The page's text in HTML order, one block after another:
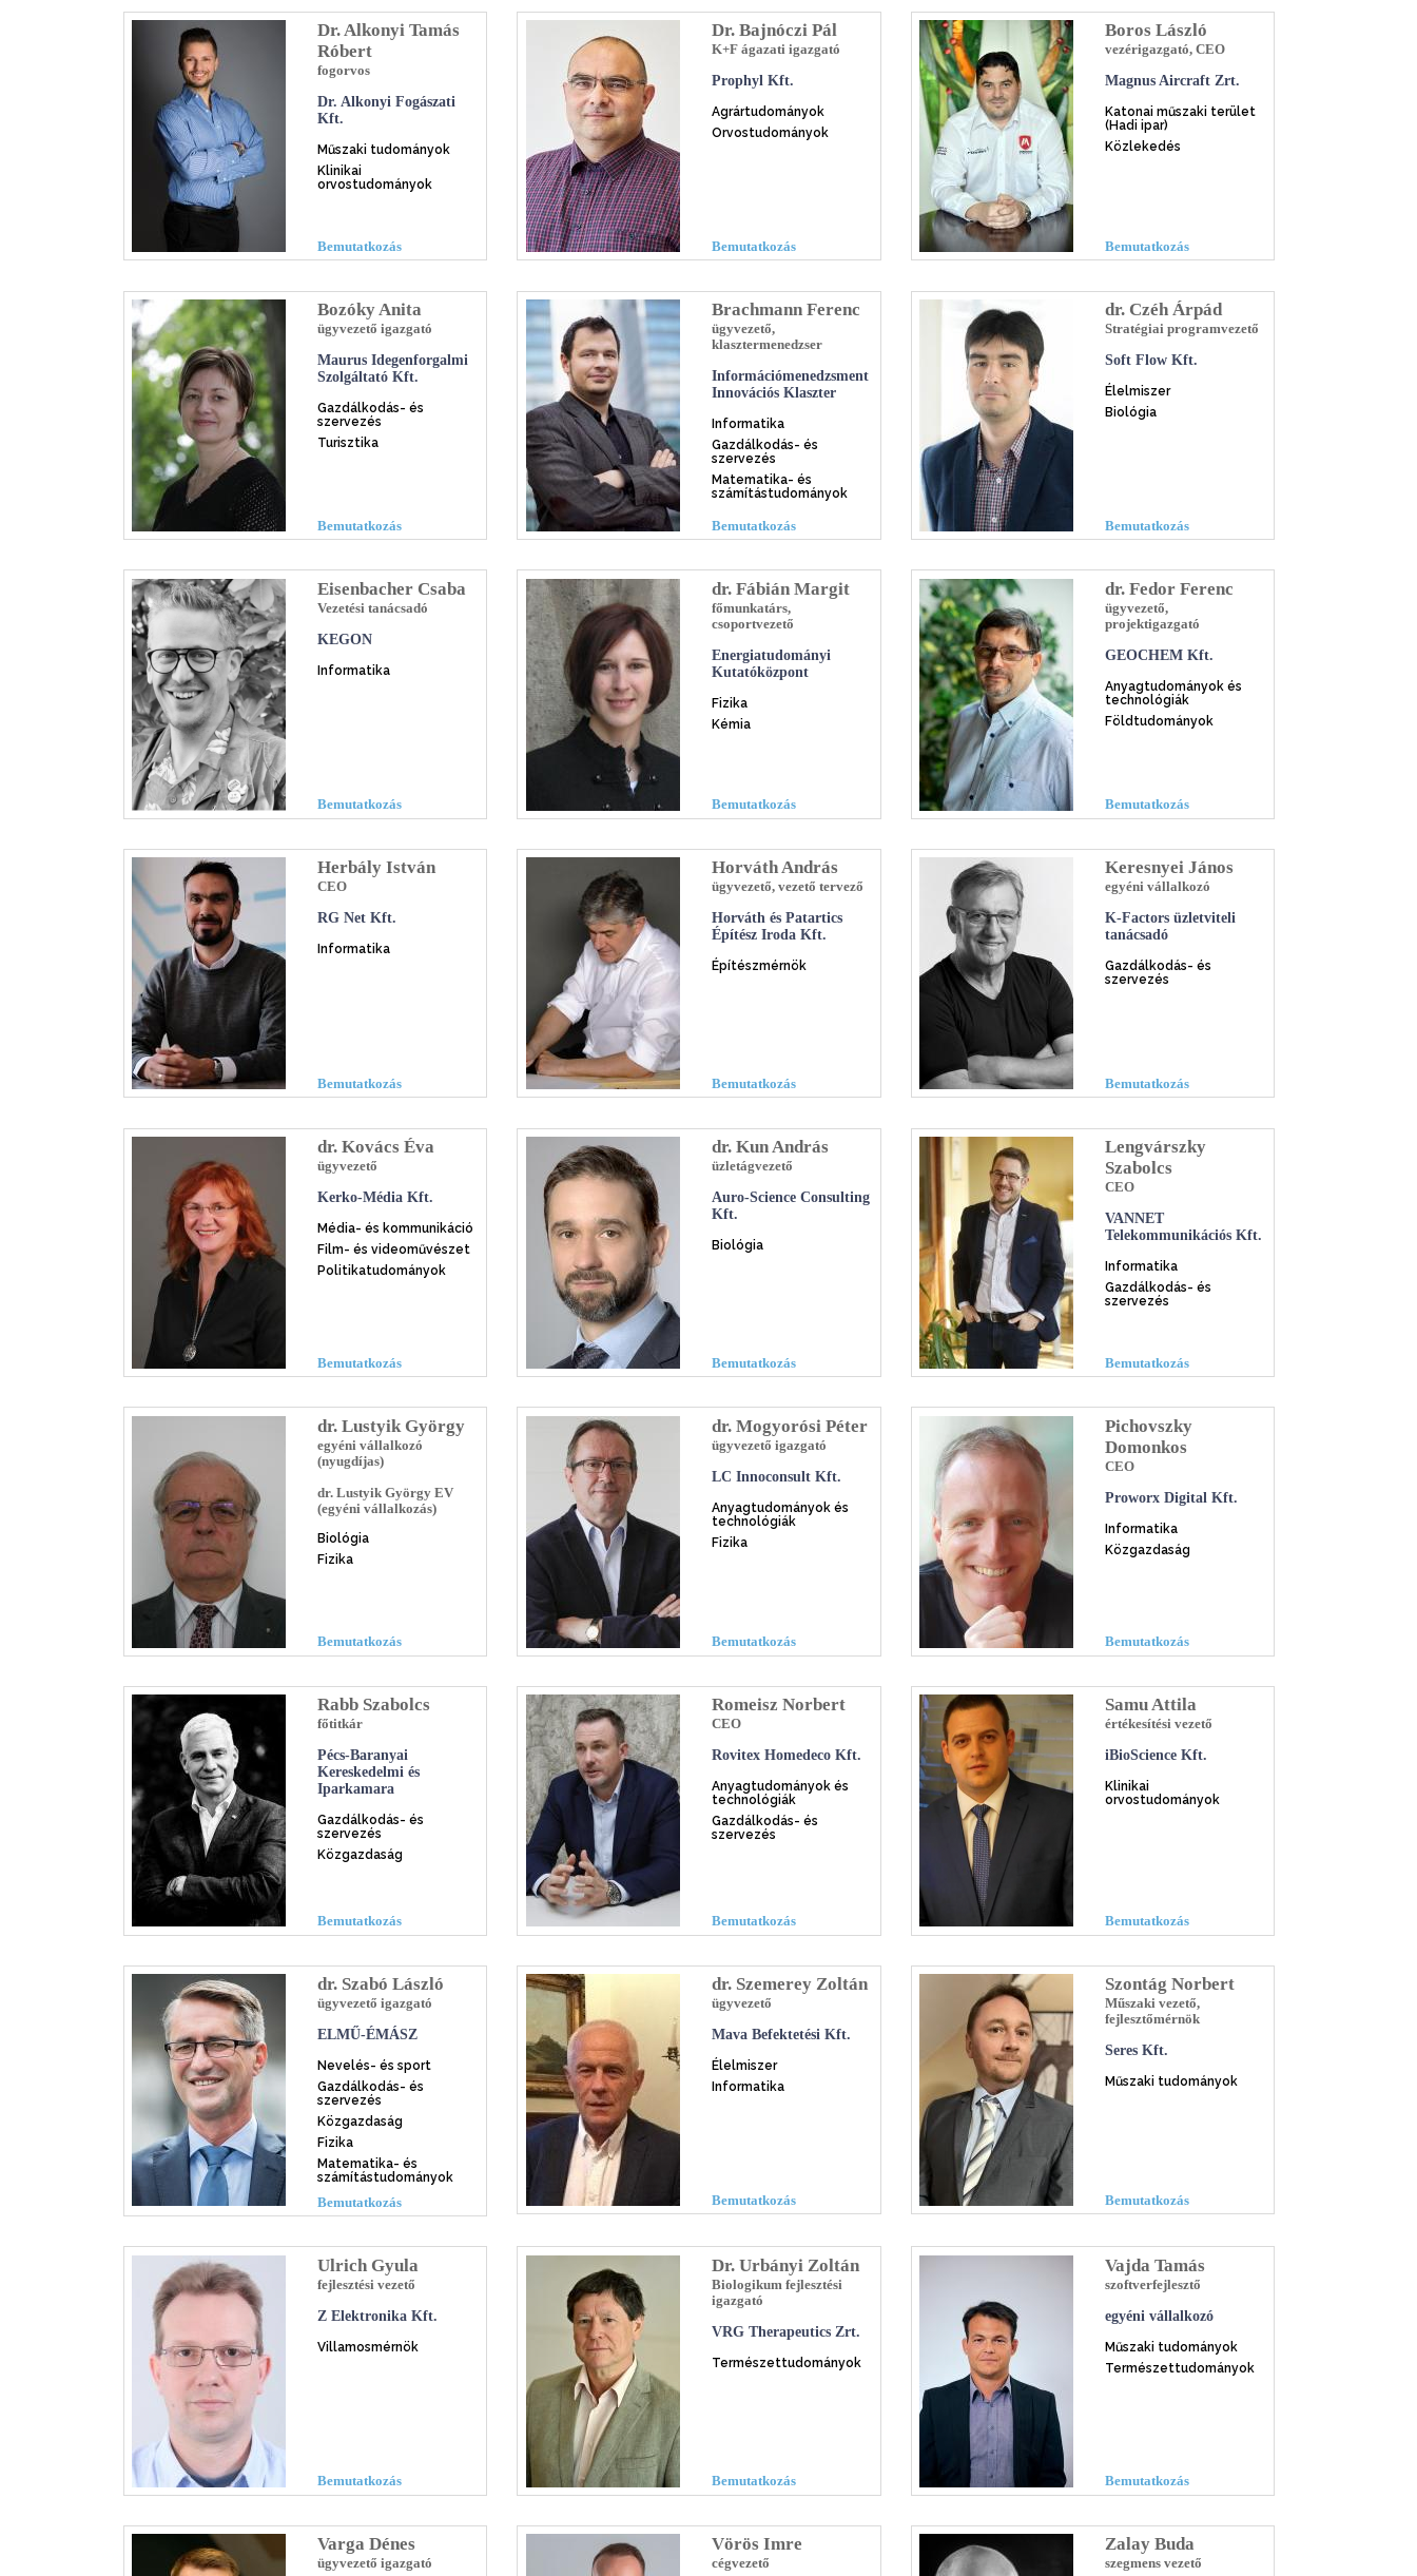
Dr. Alkonyi Tamás
Róbert
fogorvos
Dr. Alkonyi Fogászati
Kft.
Műszaki tudományok
Klinikai
orvostudományok
Bemutatkozás
Dr. Bajnóczi Pál
K+F ágazati igazgató
Prophyl Kft.
Agrártudományok
Orvostudományok
Bemutatkozás
Boros László
vezérigazgató, CEO
Magnus Aircraft Zrt.
Katonai műszaki terület
(Hadi ipar)
Közlekedés
Bemutatkozás
Bozóky Anita
ügyvezető igazgató
Maurus Idegenforgalmi
Szolgáltató Kft.
Gazdálkodás- és
szervezés
Turisztika
Bemutatkozás
Brachmann Ferenc
ügyvezető,
klasztermenedzser
Információmenedzsment
Innovációs Klaszter
Informatika
Gazdálkodás- és
szervezés
Matematika- és
számítástudományok
Bemutatkozás
dr. Czéh Árpád
Stratégiai programvezető
Soft Flow Kft.
Élelmiszer
Biológia
Bemutatkozás
Eisenbacher Csaba
Vezetési tanácsadó
KEGON
Informatika
Bemutatkozás
dr. Fábián Margit
főmunkatárs,
csoportvezető
Energiatudományi
Kutatóközpont
Fizika
Kémia
Bemutatkozás
dr. Fedor Ferenc
ügyvezető,
projektigazgató
GEOCHEM Kft.
Anyagtudományok és
technológiák
Földtudományok
Bemutatkozás
Herbály István
CEO
RG Net Kft.
Informatika
Bemutatkozás
Horváth András
ügyvezető, vezető tervező
Horváth és Patartics
Építész Iroda Kft.
Építészmérnök
Bemutatkozás
Keresnyei János
egyéni vállalkozó
K-Factors üzletviteli
tanácsadó
Gazdálkodás- és
szervezés
Bemutatkozás
dr. Kovács Éva
ügyvezető
Kerko-Média Kft.
Média- és kommunikáció
Film- és videoművészet
Politikatudományok
Bemutatkozás
dr. Kun András
üzletágvezető
Auro-Science Consulting
Kft.
Biológia
Bemutatkozás
Lengvárszky
Szabolcs
CEO
VANNET
Telekommunikációs Kft.
Informatika
Gazdálkodás- és
szervezés
Bemutatkozás
dr. Lustyik György
egyéni vállalkozó
(nyugdíjas)
dr. Lustyik György EV
(egyéni vállalkozás)
Biológia
Fizika
Bemutatkozás
dr. Mogyorósi Péter
ügyvezető igazgató
LC Innoconsult Kft.
Anyagtudományok és
technológiák
Fizika
Bemutatkozás
Pichovszky
Domonkos
CEO
Proworx Digital Kft.
Informatika
Közgazdaság
Bemutatkozás
Rabb Szabolcs
főtitkár
Pécs-Baranyai
Kereskedelmi és
Iparkamara
Gazdálkodás- és
szervezés
Közgazdaság
Bemutatkozás
Romeisz Norbert
CEO
Rovitex Homedeco Kft.
Anyagtudományok és
technológiák
Gazdálkodás- és
szervezés
Bemutatkozás
Samu Attila
értékesítési vezető
iBioScience Kft.
Klinikai
orvostudományok
Bemutatkozás
dr. Szabó László
ügyvezető igazgató
ELMŰ-ÉMÁSZ
Nevelés- és sport
Gazdálkodás- és
szervezés
Közgazdaság
Fizika
Matematika- és
számítástudományok
Bemutatkozás
dr. Szemerey Zoltán
ügyvezető
Mava Befektetési Kft.
Élelmiszer
Informatika
Bemutatkozás
Szontág Norbert
Műszaki vezető,
fejlesztőmérnök
Seres Kft.
Műszaki tudományok
Bemutatkozás
Ulrich Gyula
fejlesztési vezető
Z Elektronika Kft.
Villamosmérnök
Bemutatkozás
Dr. Urbányi Zoltán
Biologikum fejlesztési
igazgató
VRG Therapeutics Zrt.
Természettudományok
Bemutatkozás
Vajda Tamás
szoftverfejlesztő
egyéni vállalkozó
Műszaki tudományok
Természettudományok
Bemutatkozás
Varga Dénes
ügyvezető igazgató
Vörös Imre
cégvezető
Zalay Buda
szegmens vezető